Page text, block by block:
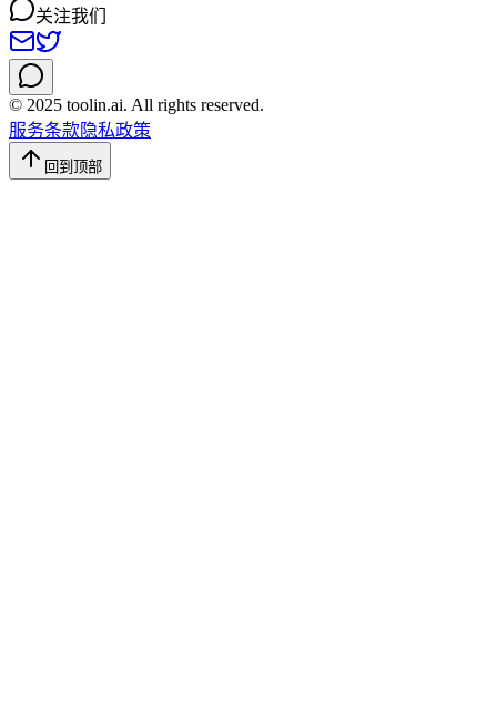
关注我们
© 2025 toolin.ai. All rights reserved.
服务条款隐私政策
回到顶部